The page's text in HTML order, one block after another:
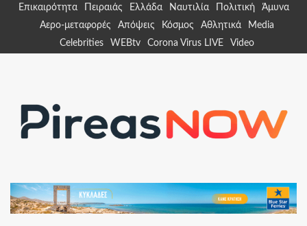
Επικαιρότητα Πειραιάς Ελλάδα Ναυτιλία Πολιτική
Άμυνα
Αερο-μεταφορές
Απόψεις Κόσμος Αθλητικά
Media
Celebrities
WEBtv Corona Virus LIVE Video